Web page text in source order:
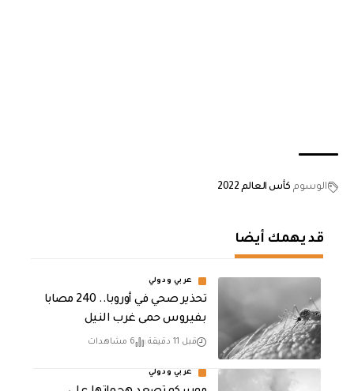
الوسوم كأس العالم 2022
قد يهمك أيضا
عربي ودولي
تحذير صحي في أوروبا.. 240 مصابا
بفيروس حمى غرب النيل
قبل 11 دقيقة 6 مشاهدات
عربي ودولي